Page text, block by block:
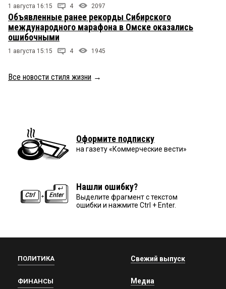
1 августа 16:15 4 2097
Объявленные ранее рекорды Сибирского
международного марафона в Омске оказались
ошибочными
1 августа 15:15 4 1945
Все новости стиля жизни →
Оформите подписку
на газету «Коммерческие вести»
Нашли ошибку?
Выделите фрагмент с текстом
ошибки и нажмите Ctrl + Enter.
ПОЛИТИКА
ФИНАНСЫ
Свежий выпуск
Медиа